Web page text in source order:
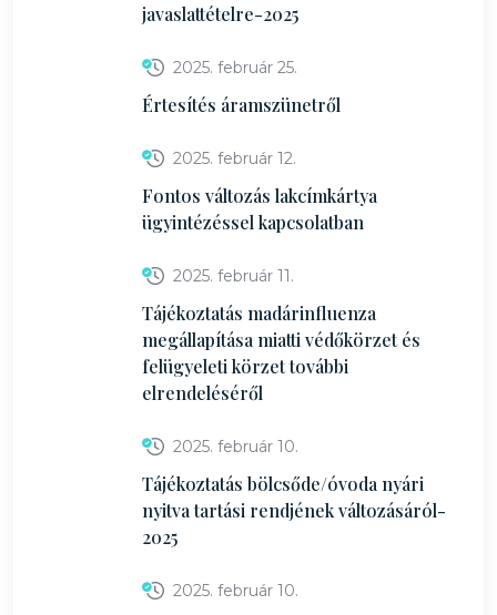
javaslattételre-2025
2025. február 25.
Értesítés áramszünetről
2025. február 12.
Fontos változás lakcímkártya
ügyintézéssel kapcsolatban
2025. február 11.
Tájékoztatás madárinfluenza
megállapítása miatti védőkörzet és
felügyeleti körzet további
elrendeléséről
2025. február 10.
Tájékoztatás bölcsőde/óvoda nyári
nyitva tartási rendjének változásáról-
2025
2025. február 10.